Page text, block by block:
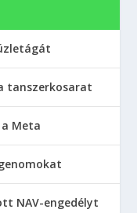
tanszerkosarat
Meta
NAV-engedélyt